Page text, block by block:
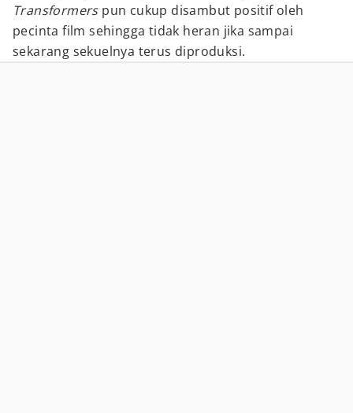
Transformerspun cukup disambut positif oleh
pecinta film sehingga tidak heran jika sampai
sekarang sekuelnya terus diproduksi.